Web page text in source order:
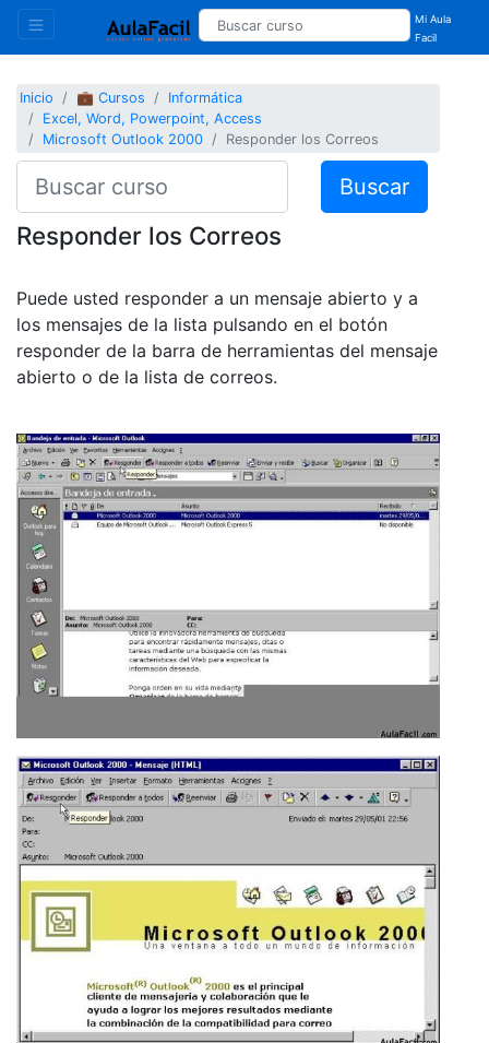
Mi Aula
Facil
Inicio 💼 Cursos
Informática
Excel, Word, Powerpoint, Access
Microsoft Outlook 2000
Responder los Correos
Buscar
Responder los Correos
Puede usted responder a un mensaje abierto y a
los mensajes de la lista pulsando en el botón
responder de la barra de herramientas del mensaje
abierto o de la lista de correos.